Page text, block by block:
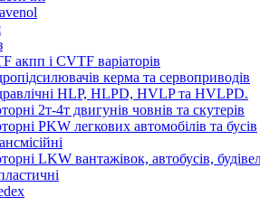
акпп і CVTF варіаторів
керма та сервоприводів
HLP, HLPD, HVLP та HVLPD.
2т-4т двигунів човнів та скутерів
PKW легкових автомобілів та бусів
LKW вантажівок, автобусів,